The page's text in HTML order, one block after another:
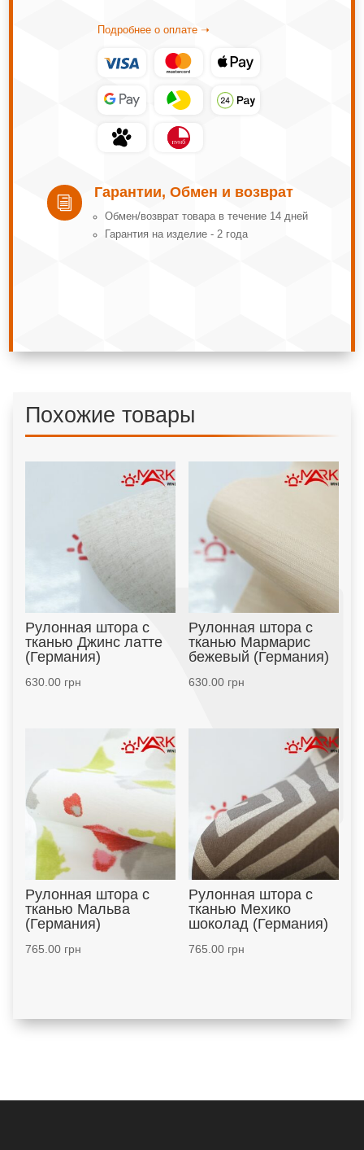
Подробнее о оплате ➝
i
Гарантии, Обмен и возврат
Обмeн/вoзвpaт тoвapa в тeчeниe 14 днeй
Гарантия на изделие - 2 года
Похожие товары
Рулонная штора с
тканью Джинс латте
(Германия)
630.00грн
Рулонная штора с
тканью Мармарис
бежевый (Германия)
630.00грн
Рулонная штора с
тканью Мальва
(Германия)
765.00грн
Рулонная штора с
тканью Мехико
шоколад (Германия)
765.00грн